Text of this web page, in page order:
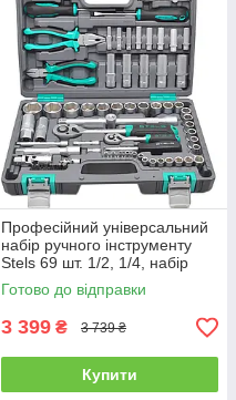
Професійний універсальний
набір ручного інструменту
Stels 69 шт. 1/2, 1/4, набір
для авто і дому (14108)
Готово до відправки
3 399 ₴ 3 739 ₴
Купити